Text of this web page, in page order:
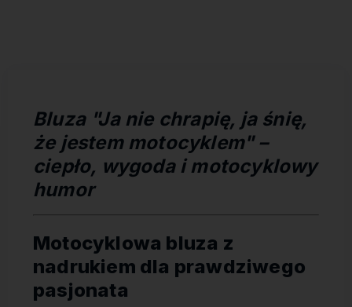
Bluza "Ja nie chrapię, ja śnię,
że jestem motocyklem" –
ciepło, wygoda i motocyklowy
humor
Motocyklowa bluza z
nadrukiem dla prawdziwego
pasjonata